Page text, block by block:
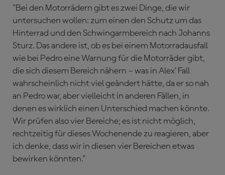
"Bei den Motorrädern gibt es zwei Dinge, die wir
untersuchen wollen: zum einen den Schutz um das
Hinterrad und den Schwingarmbereich nach Johanns
Sturz. Das andere ist, ob es bei einem Motorradausfall
wie bei Pedro eine Warnung für die Motorräder gibt,
die sich diesem Bereich nähern – was in Alex’ Fall
wahrscheinlich nicht viel geändert hätte, da er so nah
an Pedro war, aber vielleicht in anderen Fällen, in
denen es wirklich einen Unterschied machen könnte.
Wir prüfen also vier Bereiche; es ist nicht möglich,
rechtzeitig für dieses Wochenende zu reagieren, aber
ich denke, dass wir in diesen vier Bereichen etwas
bewirken könnten."